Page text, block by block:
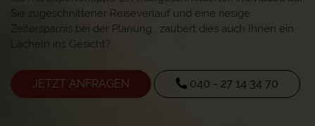
Sie zugeschnittener Reiseverlauf und eine riesige
Zeitersparnis bei der Planung… zaubert dies auch Ihnen ein
Lächeln ins Gesicht?
JETZT ANFRAGEN 040 - 27 14 34 70